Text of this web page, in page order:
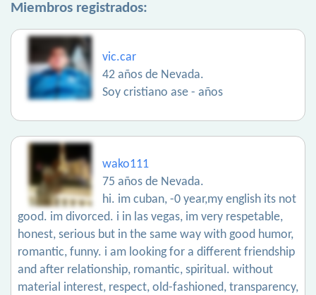
Miembros registrados:
vic.car
42 años de Nevada.
Soy cristiano ase - años
wako111
75 años de Nevada.
hi. im cuban, -0 year,my english its not
good. im divorced. i in las vegas, im very respetable,
honest, serious but in the same way with good humor,
romantic, funny. i am looking for a different friendship
and after relationship, romantic, spiritual. without
material interest, respect, old-fashioned, transparency,